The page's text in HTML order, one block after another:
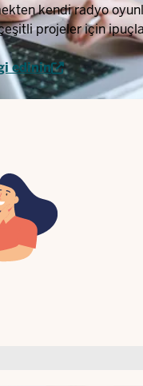
kendi radyo
projeler için
edinin